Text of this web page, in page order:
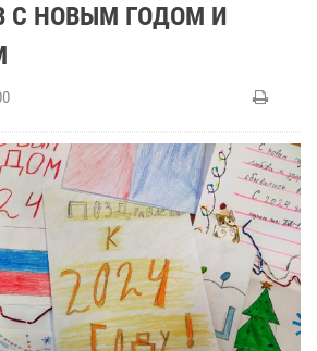
С НОВЫМ ГОДОМ И